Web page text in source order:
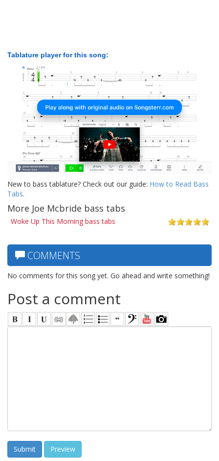
Tablature player for this song:
New to bass tablature? Check out our guide: How to Read Bass
Tabs.
More Joe Mcbride bass tabs
Woke Up This Morning bass tabs
COMMENTS
No comments for this song yet. Go ahead and write something!
Post a comment